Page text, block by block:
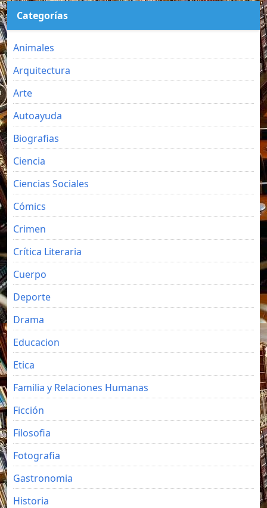
Categorías
Animales
Arquitectura
Arte
Autoayuda
Biografias
Ciencia
Ciencias Sociales
Cómics
Crimen
Crítica Literaria
Cuerpo
Deporte
Drama
Educacion
Etica
Familia y Relaciones Humanas
Ficción
Filosofia
Fotografia
Gastronomia
Historia